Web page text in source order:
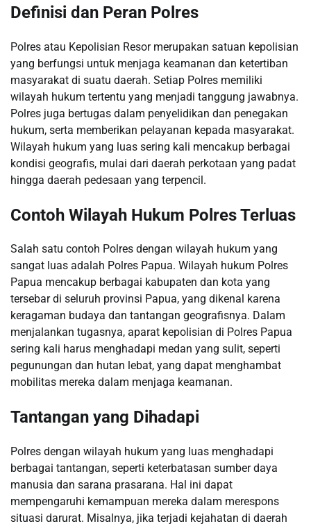
Definisi dan Peran Polres
Polres atau Kepolisian Resor merupakan satuan kepolisian
yang berfungsi untuk menjaga keamanan dan ketertiban
masyarakat di suatu daerah. Setiap Polres memiliki
wilayah hukum tertentu yang menjadi tanggung jawabnya.
Polres juga bertugas dalam penyelidikan dan penegakan
hukum, serta memberikan pelayanan kepada masyarakat.
Wilayah hukum yang luas sering kali mencakup berbagai
kondisi geografis, mulai dari daerah perkotaan yang padat
hingga daerah pedesaan yang terpencil.
Contoh Wilayah Hukum Polres Terluas
Salah satu contoh Polres dengan wilayah hukum yang
sangat luas adalah Polres Papua. Wilayah hukum Polres
Papua mencakup berbagai kabupaten dan kota yang
tersebar di seluruh provinsi Papua, yang dikenal karena
keragaman budaya dan tantangan geografisnya. Dalam
menjalankan tugasnya, aparat kepolisian di Polres Papua
sering kali harus menghadapi medan yang sulit, seperti
pegunungan dan hutan lebat, yang dapat menghambat
mobilitas mereka dalam menjaga keamanan.
Tantangan yang Dihadapi
Polres dengan wilayah hukum yang luas menghadapi
berbagai tantangan, seperti keterbatasan sumber daya
manusia dan sarana prasarana. Hal ini dapat
mempengaruhi kemampuan mereka dalam merespons
situasi darurat. Misalnya, jika terjadi kejahatan di daerah